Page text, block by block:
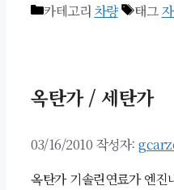
카테고리 차량 태그
옥탄가 / 세탄가
03/16/2010 작성자:
옥탄가 기솔린연료가 엔